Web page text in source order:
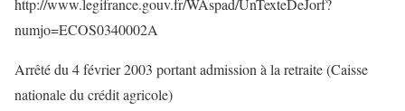
http://www.legifrance.gouv.fr/WAspad/UnTexteDeJorf?
numjo=ECOS0340002A
Arrêté du 4 février 2003 portant admission à la retraite (Caisse
nationale du crédit agricole)